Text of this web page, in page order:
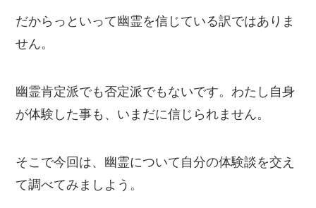
だからっといって幽霊を信じている訳ではありま
せん。
幽霊肯定派でも否定派でもないです。わたし自身
が体験した事も、いまだに信じられません。
そこで今回は、幽霊について自分の体験談を交え
て調べてみましよう。